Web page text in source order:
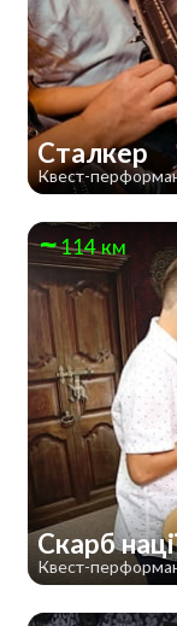
Сталкер
Квест-
114 км
Скарб
Квест-